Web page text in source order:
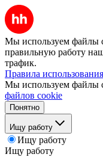
Мы используем файлы
правильную работу
трафик.
Правила
Мы используем файлы
файлов cookie
Понятно
Ищу работу
Ищу работу
Ищу работу